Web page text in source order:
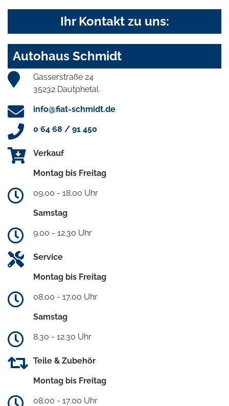
Ihr Kontakt zu uns:
Autohaus Schmidt
Gasserstraße 24
35232 Dautphetal
info@fiat-schmidt.de
0 64 68 / 91 450
Verkauf
Montag bis Freitag
09.00 - 18.00 Uhr
Samstag
9.00 - 12.30 Uhr
Service
Montag bis Freitag
08.00 - 17.00 Uhr
Samstag
8.30 - 12.30 Uhr
Teile & Zubehör
Montag bis Freitag
08.00 - 17.00 Uhr